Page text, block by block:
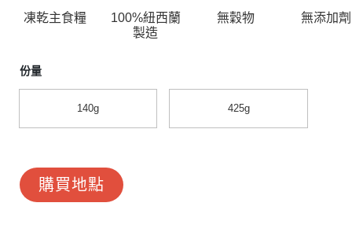
凍乾主食糧
100%紐西蘭
製造
無穀物 無添加劑
份量
140g 425g
購買地點